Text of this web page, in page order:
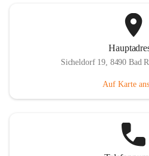
Sicheldorf 19, 8490 Bad
Auf Karte